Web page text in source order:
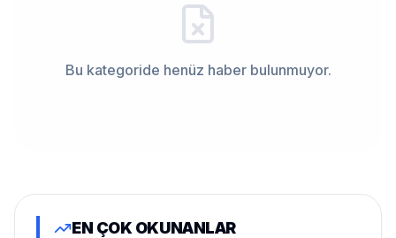
Bu kategoride henüz haber bulunmuyor.
EN ÇOK OKUNANLAR